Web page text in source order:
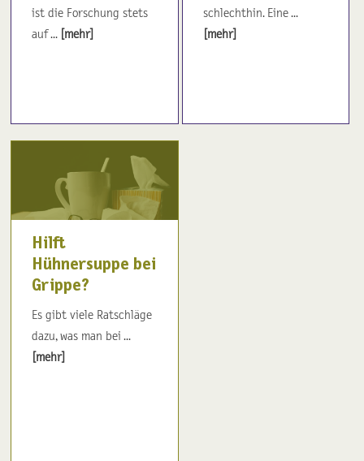
ist die Forschung stets
auf ... [mehr]
schlechthin. Eine ...
[mehr]
Hilft
Hühnersuppe bei
Grippe?
Es gibt viele Ratschläge
dazu, was man bei ...
[mehr]